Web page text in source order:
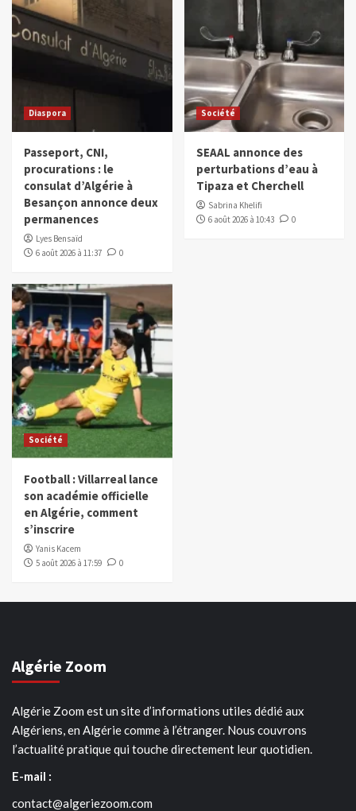
Diaspora
Passeport, CNI,
procurations : le
consulat d’Algérie à
Besançon annonce deux
permanences
Lyes Bensaïd
6 août 2026 à 11:37
0
Société
SEAAL annonce des
perturbations d’eau à
Tipaza et Cherchell
Sabrina Khelifi
6 août 2026 à 10:43
0
Société
Football : Villarreal lance
son académie officielle
en Algérie, comment
s’inscrire
Yanis Kacem
5 août 2026 à 17:59
0
Algérie Zoom
Algérie Zoom est un site d’informations utiles dédié aux
Algériens, en Algérie comme à l’étranger. Nous couvrons
l’actualité pratique qui touche directement leur quotidien.
E-mail :
contact@algeriezoom.com